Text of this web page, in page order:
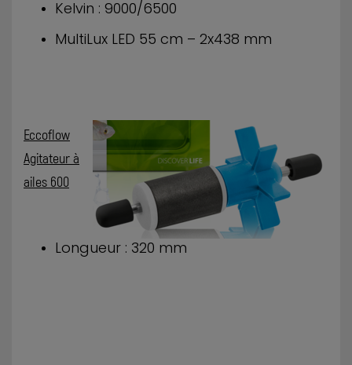
Kelvin : 9000/6500
MultiLux LED 55 cm – 2x438 mm
Eccoflow
Agitateur à
ailes 600
Longueur : 320 mm